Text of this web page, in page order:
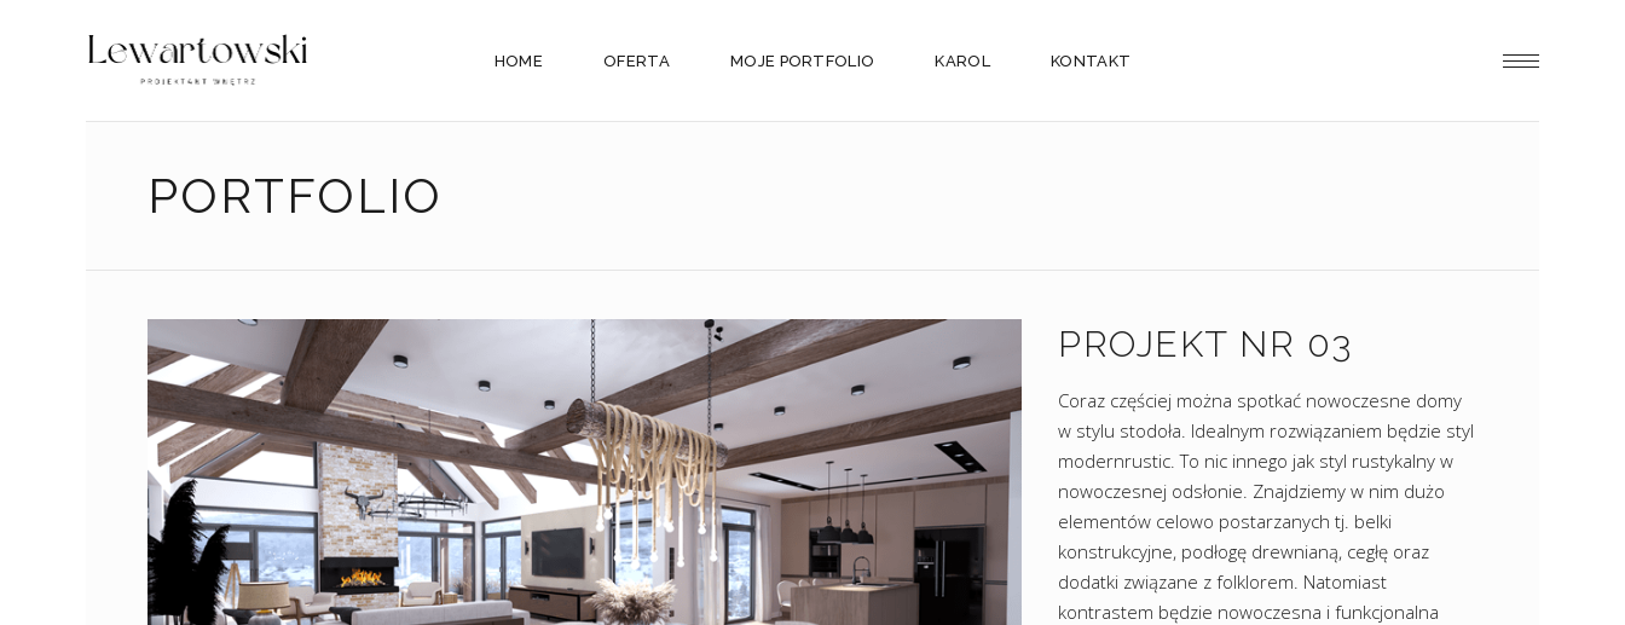
HOME OFERTA MOJE PORTFOLIO KAROL KONTAKT
PORTFOLIO
PROJEKT NR 03
Coraz częściej można spotkać nowoczesne domy
w stylu stodoła. Idealnym rozwiązaniem będzie styl
modernrustic. To nic innego jak styl rustykalny w
nowoczesnej odsłonie. Znajdziemy w nim dużo
elementów celowo postarzanych tj. belki
konstrukcyjne, podłogę drewnianą, cegłę oraz
dodatki związane z folklorem. Natomiast
kontrastem będzie nowoczesna i funkcjonalna